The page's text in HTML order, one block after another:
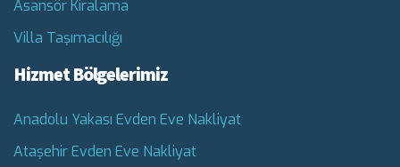
Asansör Kiralama
Villa Taşımacılığı
Hizmet Bölgelerimiz
Anadolu Yakası Evden Eve Nakliyat
Ataşehir Evden Eve Nakliyat